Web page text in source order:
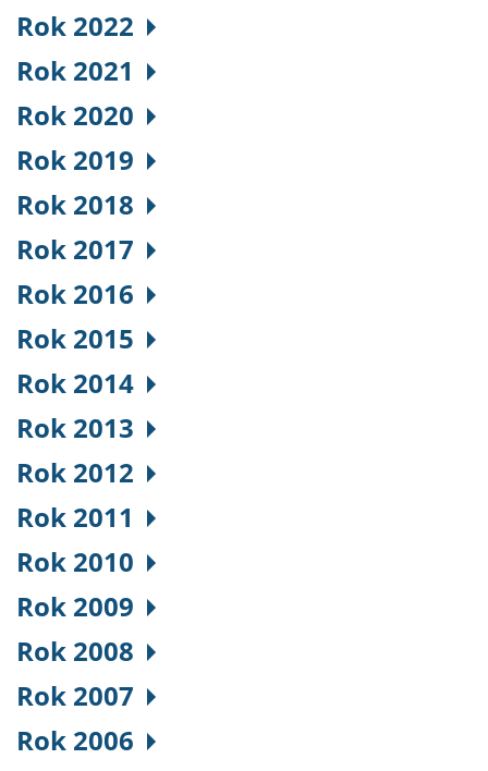
Rok 2022
Rok 2021
Rok 2020
Rok 2019
Rok 2018
Rok 2017
Rok 2016
Rok 2015
Rok 2014
Rok 2013
Rok 2012
Rok 2011
Rok 2010
Rok 2009
Rok 2008
Rok 2007
Rok 2006